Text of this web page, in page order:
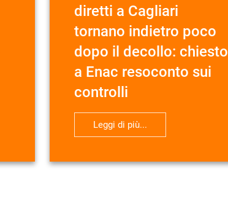
diretti a Cagliari
tornano indietro poco
dopo il decollo: chiesto
a Enac resoconto sui
controlli
Leggi di più...